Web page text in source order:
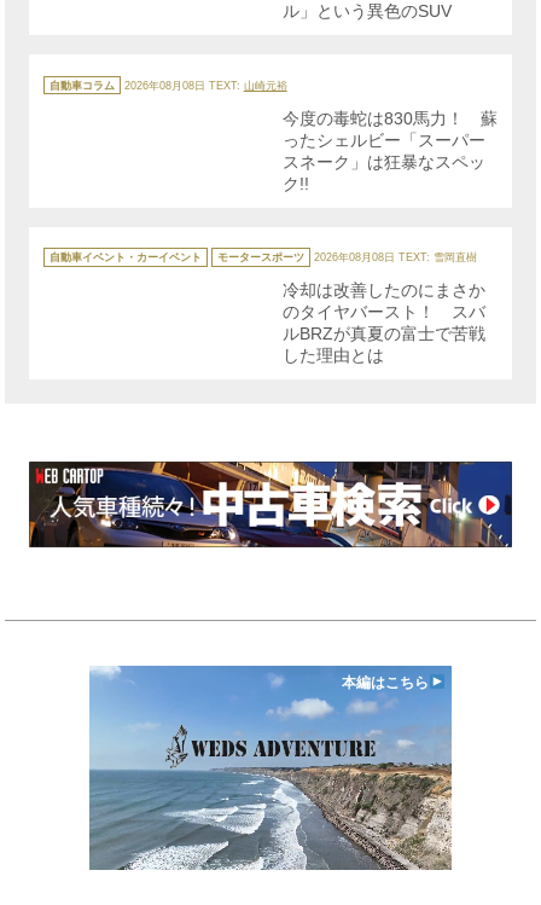
ル」という異色のSUV
テ
ゴ
自動車コラム 2026年08月08日 TEXT: 山崎元裕
今度の毒蛇は830馬力！ 蘇
ったシェルビー「スーパー
スネーク」は狂暴なスペッ
ク!!
カ
テ
ゴ
自動車イベント・カーイベント モータースポーツ 2026年08月08日 TEXT: 雪岡直樹
冷却は改善したのにまさか
のタイヤバースト！ スバ
ルBRZが真夏の富士で苦戦
した理由とは
本編はこちら